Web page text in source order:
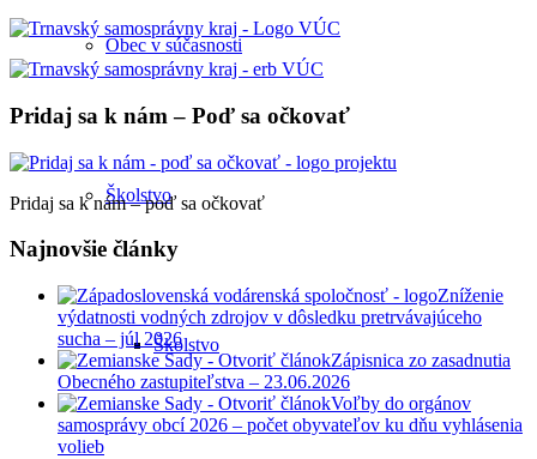
Obec v súčasnosti
Školstvo
Školstvo
Pridaj sa k nám – Poď sa očkovať
Pridaj sa k nám – poď sa očkovať
Najnovšie články
Zníženie
výdatnosti vodných zdrojov v dôsledku pretrvávajúceho
sucha – júl 2026
Zápisnica zo zasadnutia
Obecného zastupiteľstva – 23.06.2026
Voľby do orgánov
samosprávy obcí 2026 – počet obyvateľov ku dňu vyhlásenia
volieb